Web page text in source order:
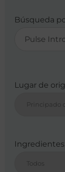
Búsqueda
Lugar de
Ingredientes: